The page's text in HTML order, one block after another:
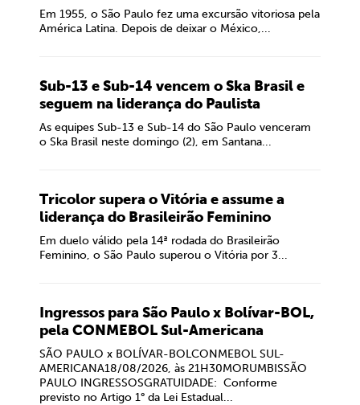
Em 1955, o São Paulo fez uma excursão vitoriosa pela
América Latina. Depois de deixar o México,...
Sub-13 e Sub-14 vencem o Ska Brasil e
seguem na liderança do Paulista
As equipes Sub-13 e Sub-14 do São Paulo venceram
o Ska Brasil neste domingo (2), em Santana...
Tricolor supera o Vitória e assume a
liderança do Brasileirão Feminino
Em duelo válido pela 14ª rodada do Brasileirão
Feminino, o São Paulo superou o Vitória por 3...
Ingressos para São Paulo x Bolívar-BOL,
pela CONMEBOL Sul-Americana
SÃO PAULO x BOLÍVAR-BOLCONMEBOL SUL-
AMERICANA18/08/2026, às 21H30MORUMBISSÃO
PAULO INGRESSOSGRATUIDADE: Conforme
previsto no Artigo 1° da Lei Estadual...